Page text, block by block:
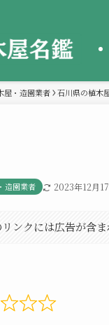
屋・造園業者 石川県の植木
造園業者 2023年12月
ンクには広告が含ま
Rated